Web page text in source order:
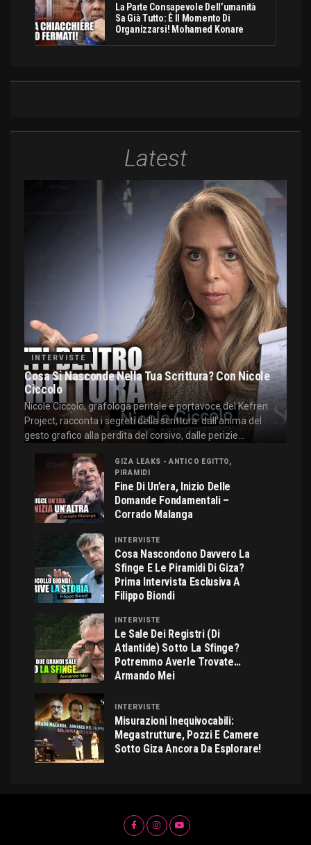
La Parte Consapevole Dell’umanità
Sa Già Tutto: È Il Momento Di
Organizzarsi! Mohamed Konare
Latest
INTERVISTE
Cosa Si Nasconde Nella Tua Scrittura? Con Nicole
Ciccolo
Nicole Ciccolo, grafologa peritale e portavoce del Kefren
Project, racconta i segreti della scrittura: dall'anima del
gesto grafico alla perdita del corsivo, dalle perizie...
GIZA LEAKS - ANTICO EGITTO,
PIRAMIDI
Fine Di Un’era, Inizio Delle
Domande Fondamentali –
Corrado Malanga
INTERVISTE
Cosa Nascondono Davvero La
Sfinge E Le Piramidi Di Giza?
Prima Intervista Esclusiva A
Filippo Biondi
INTERVISTE
Le Sale Dei Registri (di
Atlantide) Sotto La Sfinge?
Potremmo Averle Trovate…
Armando Mei
INTERVISTE
Misurazioni Inequivocabili:
Megastrutture, Pozzi E Camere
Sotto Giza Ancora Da Esplorare!